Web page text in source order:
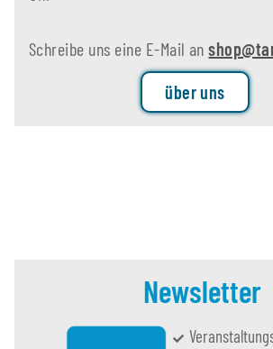
Schreibe uns eine E-Mail an
über uns
Newsletter